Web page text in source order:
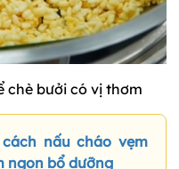
chè bưởi có vị thơm
nấu cháo vẹm
ngon bổ dưỡng